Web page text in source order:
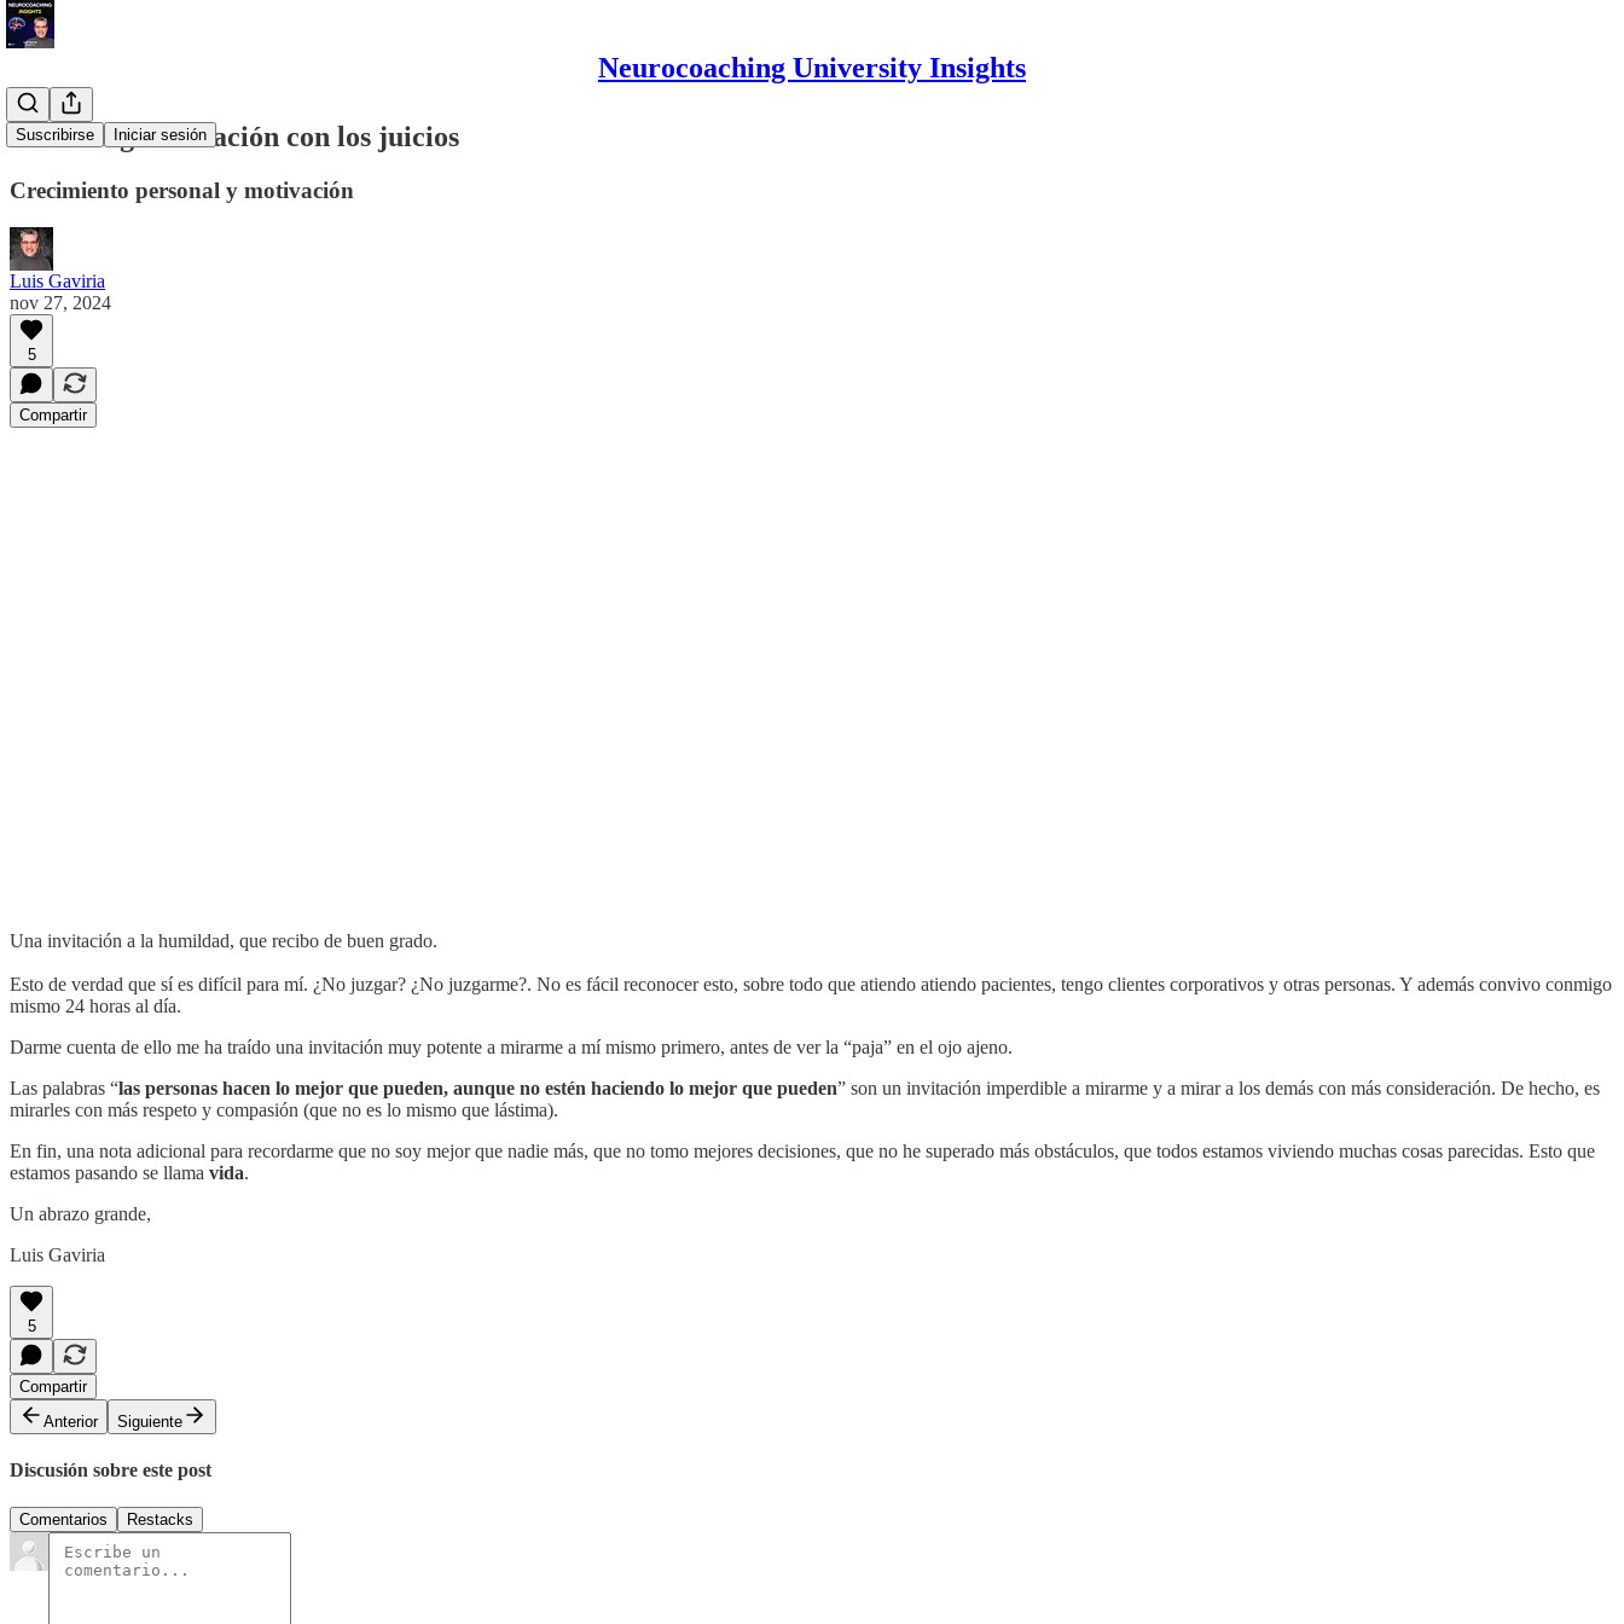
Neurocoaching University Insights
Suscribirse Iniciar sesión
Carl Jung en relación con los juicios
Crecimiento personal y motivación
Luis Gaviria
nov 27, 2024
5
Compartir
Una invitación a la humildad, que recibo de buen grado.
Esto de verdad que sí es difícil para mí. ¿No juzgar? ¿No juzgarme?. No es fácil reconocer esto, sobre todo que atiendo atiendo pacientes, tengo clientes corporativos y otras personas. Y además convivo conmigo
mismo 24 horas al día.
Darme cuenta de ello me ha traído una invitación muy potente a mirarme a mí mismo primero, antes de ver la “paja” en el ojo ajeno.
Las palabras “las personas hacen lo mejor que pueden, aunque no estén haciendo lo mejor que pueden” son un invitación imperdible a mirarme y a mirar a los demás con más consideración. De hecho, es
mirarles con más respeto y compasión (que no es lo mismo que lástima).
En fin, una nota adicional para recordarme que no soy mejor que nadie más, que no tomo mejores decisiones, que no he superado más obstáculos, que todos estamos viviendo muchas cosas parecidas. Esto que
estamos pasando se llama vida.
Un abrazo grande,
Luis Gaviria
5
Compartir
Anterior
Siguiente
Discusión sobre este post
Comentarios Restacks